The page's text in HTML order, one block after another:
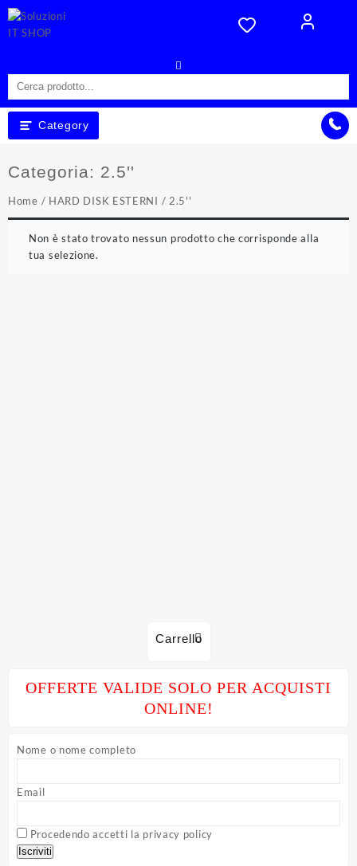
Skip
to
content
Category
Categoria: 2.5''
Home / HARD DISK ESTERNI / 2.5''
Non è stato trovato nessun prodotto che corrisponde alla
tua selezione.
Carrello
OFFERTE VALIDE SOLO PER ACQUISTI
ONLINE!
Nome o nome completo
Email
Procedendo accetti la privacy policy